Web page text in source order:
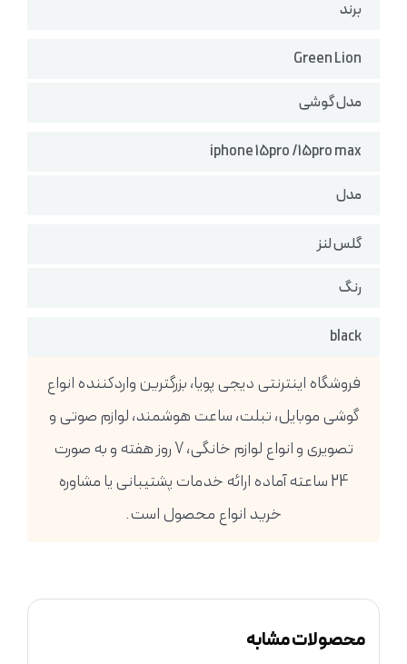
برند
Green Lion
مدل گوشی
iphone 15pro /15pro max
مدل
گلس لنز
رنگ
black
فروشگاه اینترنتی دیجی پویا، بزرگترین واردکننده انواع
گوشی موبایل، تبلت، ساعت هوشمند، لوازم صوتی و
تصویری و انواع لوازم خانگی، 7 روز هفته و به صورت
24 ساعته آماده ارائه خدمات پشتیبانی یا مشاوره
خرید انواع محصول است.
محصولات مشابه